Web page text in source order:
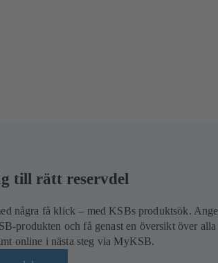
till rätt reservdel
några få klick – med KSBs produktsök.
produkten och få genast en översikt över
online i nästa steg via MyKSB.